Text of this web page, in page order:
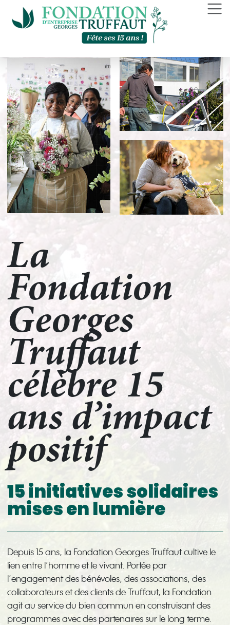
La
Fondation
Georges
Truffaut
célèbre 15
ans d’impact
positif
15 initiatives solidaires
mises en lumière
Depuis 15 ans, la Fondation Georges Truffaut cultive le
lien entre l’homme et le vivant. Portée par
l’engagement des bénévoles, des associations, des
collaborateurs et des clients de Truffaut, la Fondation
agit au service du bien commun en construisant des
programmes avec des partenaires sur le long terme.
Panneau de gestion des cookies